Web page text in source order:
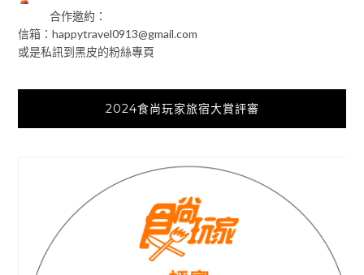
合作邀約：
信箱：happytravel0913@gmail.com
或是私訊到黑皮的粉絲專頁
2024食尚玩家旅宿大賞評審